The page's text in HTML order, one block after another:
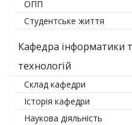
ОПП
Студентське життя
Кафедра інформатики
технологій
Склад кафедри
Історія кафедри
Наукова діяльність